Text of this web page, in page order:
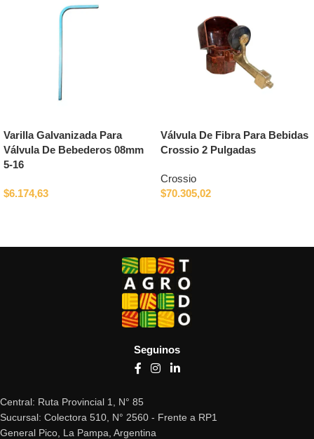
Varilla Galvanizada Para
Válvula De Bebederos 08mm
5-16
$6.174,63
Válvula De Fibra Para Bebidas
Crossio 2 Pulgadas
Crossio
$70.305,02
Seguinos
Central: Ruta Provincial 1, N° 85
Sucursal: Colectora 510, N° 2560 - Frente a RP1
General Pico, La Pampa, Argentina